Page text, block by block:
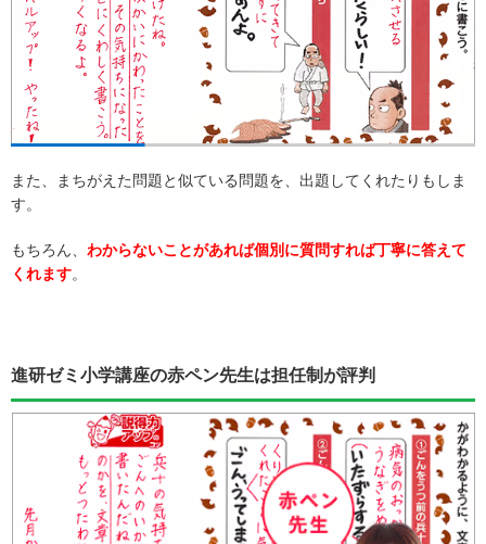
また、まちがえた問題と似ている問題を、出題してくれたりもしま
す。
もちろん、 わからないことがあれば個別に質問すれば丁寧に答えて
くれます。
進研ゼミ小学講座の赤ペン先生は担任制が評判